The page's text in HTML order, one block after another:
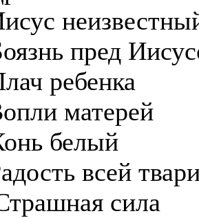
пред
ребенка
матерей
белый
всей
сила